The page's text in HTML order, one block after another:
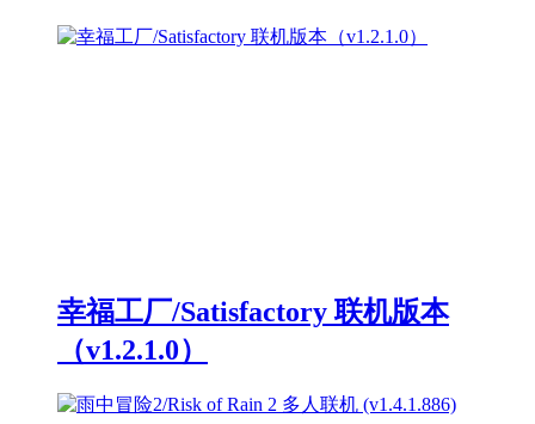
幸福工厂/Satisfactory 联机版本
（v1.2.1.0）